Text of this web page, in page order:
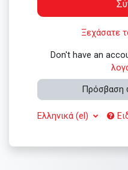
Ξεχάσατε
Don't have an
Πρόσβαση
Ελληνικά ‎(el)‎